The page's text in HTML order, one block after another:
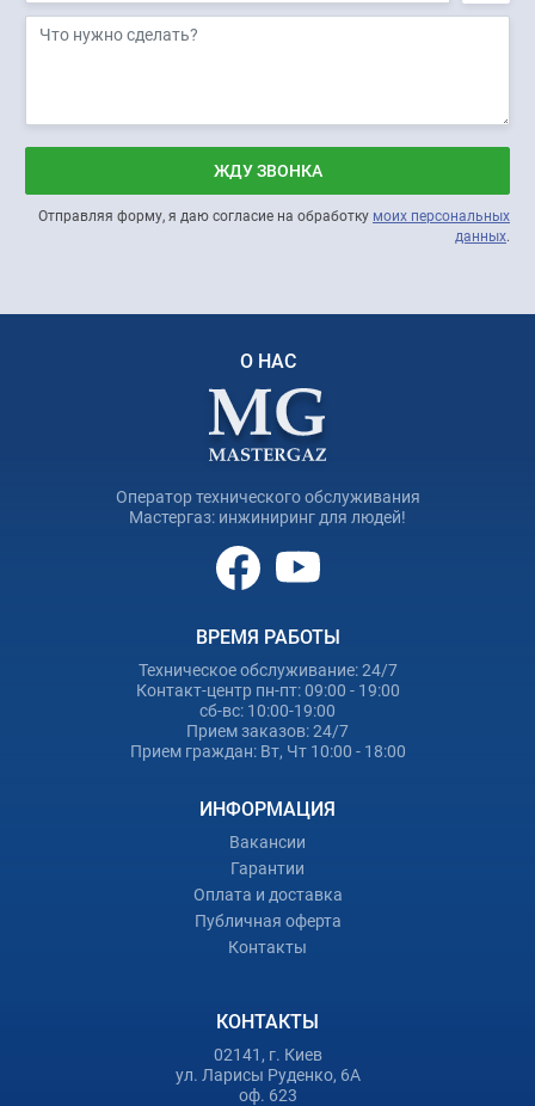
ЖДУ ЗВОНКА
Отправляя форму, я даю согласие на обработку моих персональных
данных.
О НАС
Оператор технического обслуживания
Мастергаз: инжиниринг для людей!
ВРЕМЯ РАБОТЫ
Техническое обслуживание: 24/7
Контакт-центр пн-пт: 09:00 - 19:00
сб-вс: 10:00-19:00
Прием заказов: 24/7
Прием граждан: Вт, Чт 10:00 - 18:00
ИНФОРМАЦИЯ
Вакансии
Гарантии
Оплата и доставка
Публичная оферта
Контакты
КОНТАКТЫ
02141, г. Киев
ул. Ларисы Руденко, 6А
оф. 623